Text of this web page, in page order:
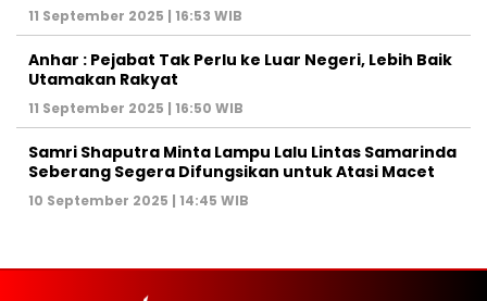
11 September 2025 | 16:53 WIB
Anhar : Pejabat Tak Perlu ke Luar Negeri, Lebih Baik
Utamakan Rakyat
11 September 2025 | 16:50 WIB
Samri Shaputra Minta Lampu Lalu Lintas Samarinda
Seberang Segera Difungsikan untuk Atasi Macet
10 September 2025 | 14:45 WIB